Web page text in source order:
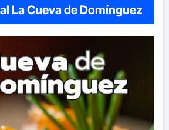
La Cueva de Domínguez